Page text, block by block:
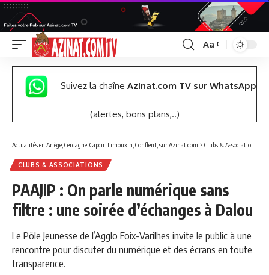
Font
Resizer
Aa
Suivez la chaîne Azinat.com TV sur WhatsApp
(alertes, bons plans,..)
Actualités en Ariège, Cerdagne, Capcir, Limouxin, Conflent, sur Azinat.com > Clubs & Associations
CLUBS & ASSOCIATIONS
PAAJIP : On parle numérique sans
filtre : une soirée d’échanges à Dalou
Le Pôle Jeunesse de l’Agglo Foix-Varilhes invite le public à une
rencontre pour discuter du numérique et des écrans en toute
transparence.